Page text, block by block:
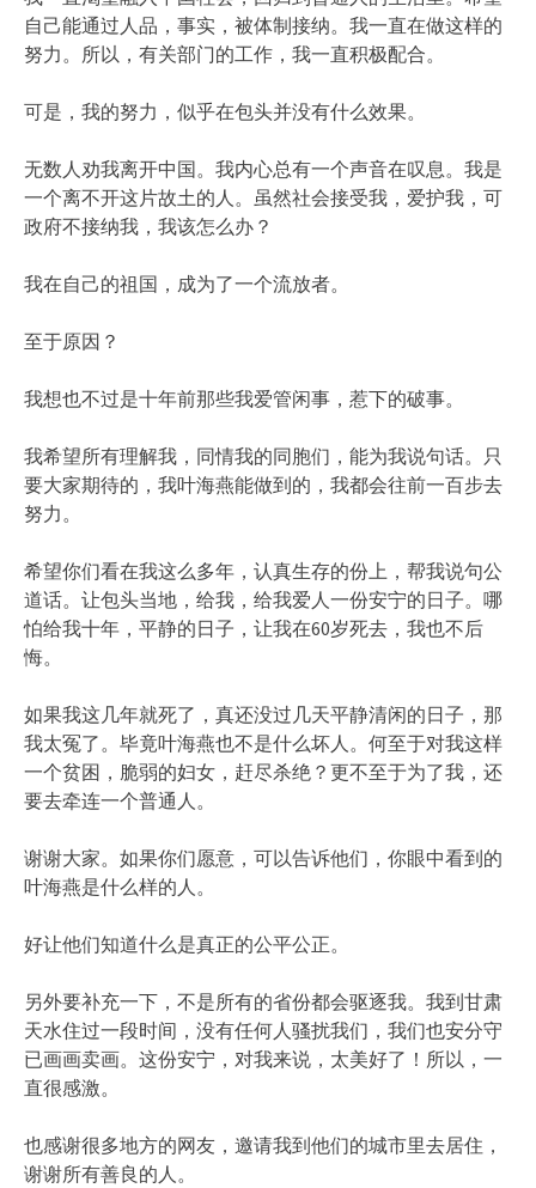
自己能通过人品，事实，被体制接纳。我一直在做这样的
努力。所以，有关部门的工作，我一直积极配合。
可是，我的努力，似乎在包头并没有什么效果。
无数人劝我离开中国。我内心总有一个声音在叹息。我是
一个离不开这片故土的人。虽然社会接受我，爱护我，可
政府不接纳我，我该怎么办？
我在自己的祖国，成为了一个流放者。
至于原因？
我想也不过是十年前那些我爱管闲事，惹下的破事。
我希望所有理解我，同情我的同胞们，能为我说句话。只
要大家期待的，我叶海燕能做到的，我都会往前一百步去
努力。
希望你们看在我这么多年，认真生存的份上，帮我说句公
道话。让包头当地，给我，给我爱人一份安宁的日子。哪
怕给我十年，平静的日子，让我在60岁死去，我也不后
悔。
如果我这几年就死了，真还没过几天平静清闲的日子，那
我太冤了。毕竟叶海燕也不是什么坏人。何至于对我这样
一个贫困，脆弱的妇女，赶尽杀绝？更不至于为了我，还
要去牵连一个普通人。
谢谢大家。如果你们愿意，可以告诉他们，你眼中看到的
叶海燕是什么样的人。
好让他们知道什么是真正的公平公正。
另外要补充一下，不是所有的省份都会驱逐我。我到甘肃
天水住过一段时间，没有任何人骚扰我们，我们也安分守
已画画卖画。这份安宁，对我来说，太美好了！所以，一
直很感激。
也感谢很多地方的网友，邀请我到他们的城市里去居住，
谢谢所有善良的人。